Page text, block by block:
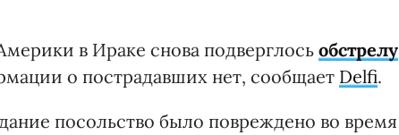
в Ираке снова подверглось обстрелу
о пострадавших нет, сообщает Delfi.
посольство было повреждено во время